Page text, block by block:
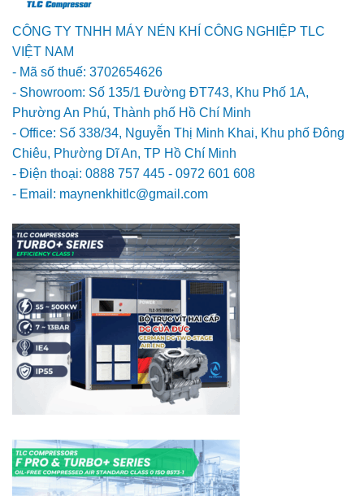
CÔNG TY TNHH MÁY NÉN KHÍ CÔNG NGHIỆP TLC
VIỆT NAM
- Mã số thuế: 3702654626
- Showroom: Số 135/1 Đường ĐT743, Khu Phố 1A,
Phường An Phú, Thành phố Hồ Chí Minh
- Office: Số 338/34, Nguyễn Thị Minh Khai, Khu phố Đông
Chiêu, Phường Dĩ An, TP Hồ Chí Minh
- Điện thoại: 0888 757 445 - 0972 601 608
- Email: maynenkhitlc@gmail.com